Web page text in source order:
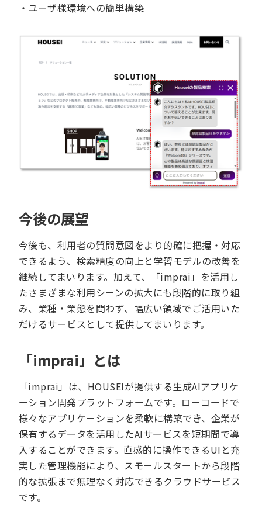
・ユーザ様環境への簡単構築
今後の展望
今後も、利用者の質問意図をより的確に把握・対応
できるよう、検索精度の向上と学習モデルの改善を
継続してまいります。加えて、「imprai」を活用し
たさまざまな利用シーンの拡大にも段階的に取り組
み、業種・業態を問わず、幅広い領域でご活用いた
だけるサービスとして提供してまいります。
「imprai」とは
「imprai」は、HOUSEIが提供する生成AIアプリケ
ーション開発プラットフォームです。ローコードで
様々なアプリケーションを柔軟に構築でき、企業が
保有するデータを活用したAIサービスを短期間で導
入することができます。直感的に操作できるUIと充
実した管理機能により、スモールスタートから段階
的な拡張まで無理なく対応できるクラウドサービス
です。